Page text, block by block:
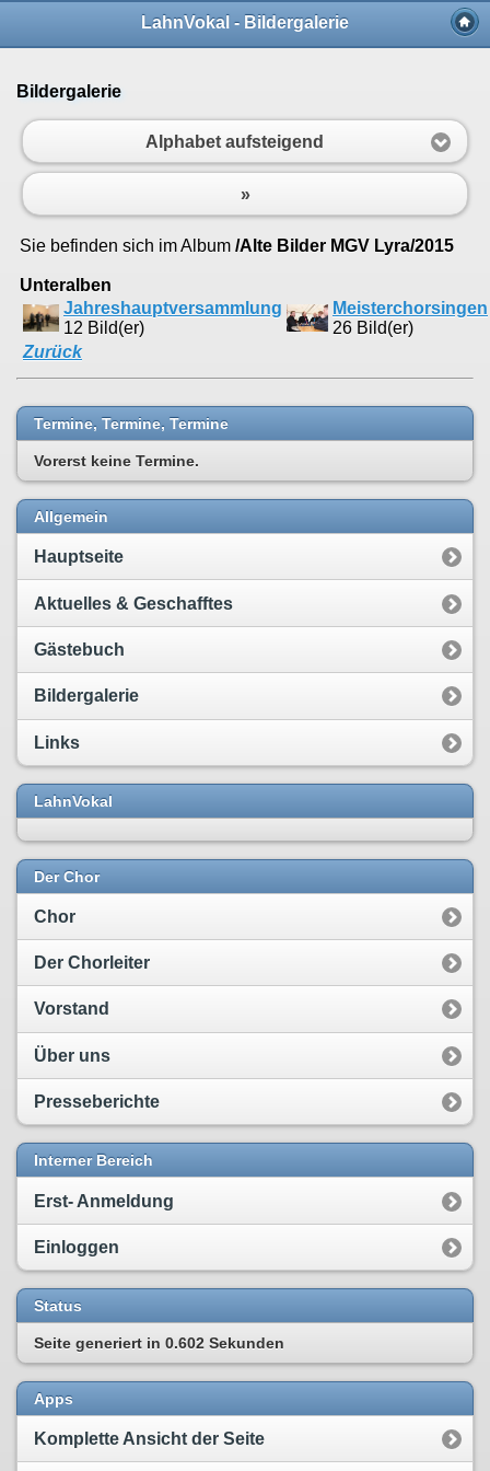
LahnVokal - Bildergalerie
Bildergalerie
Alphabet aufsteigend
»
Sie befinden sich im Album /Alte Bilder MGV Lyra/2015
Unteralben
Jahreshauptversammlung
12 Bild(er)
Meisterchorsingen
26 Bild(er)
Zurück
Termine, Termine, Termine
Vorerst keine Termine.
Allgemein
Hauptseite
Aktuelles & Geschafftes
Gästebuch
Bildergalerie
Links
LahnVokal
Der Chor
Chor
Der Chorleiter
Vorstand
Über uns
Presseberichte
Interner Bereich
Erst- Anmeldung
Einloggen
Status
Seite generiert in 0.602 Sekunden
Apps
Komplette Ansicht der Seite